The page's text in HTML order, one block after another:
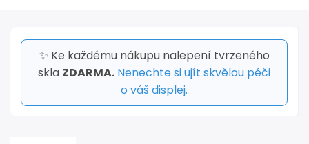
✨ Ke každému nákupu nalepení tvrzeného
skla ZDARMA. Nenechte si ujít skvělou péči
o váš displej.